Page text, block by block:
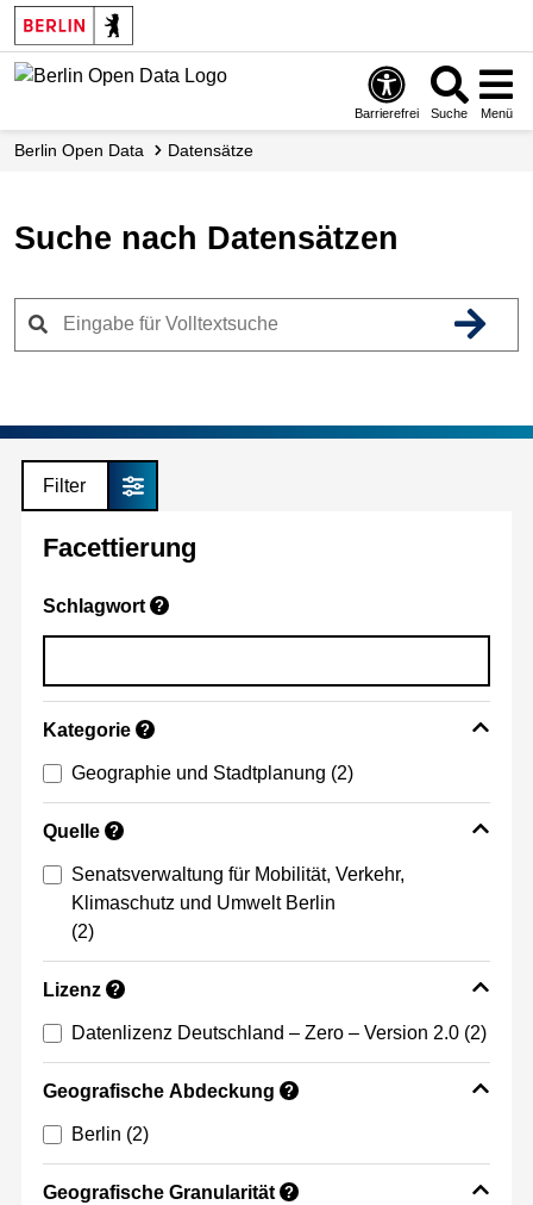
Skip
to
main
Barrierefrei Suche Menü
Berlin Open Data Datensätze
Suche nach Datensätzen
Filter
Facettierung
Schlagwort ?
Kategorie ?
Geographie und Stadtplanung (2)
Quelle ?
Senatsverwaltung für Mobilität, Verkehr,
Klimaschutz und Umwelt Berlin
(2)
Lizenz ?
Datenlizenz Deutschland – Zero – Version 2.0 (2)
Geografische Abdeckung ?
Berlin (2)
Geografische Granularität ?